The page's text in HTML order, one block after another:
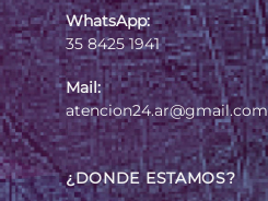
WhatsApp:
35 8425 1941
Mail:
atencion24.ar@gmail.com
¿DONDE ESTAMOS?